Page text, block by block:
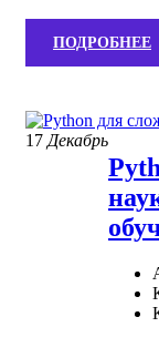
ПОДРОБНЕЕ
17 Декабрь